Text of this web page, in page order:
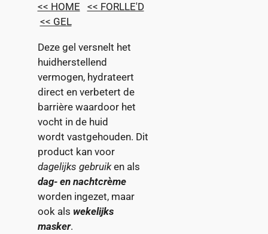
<< HOME
<< FORLLE'D
<< GEL
Deze gel versnelt het
huidherstellend
vermogen, hydrateert
direct en verbetert de
barrière waardoor het
vocht in de huid
wordt vastgehouden. Dit
product kan voor
dagelijks gebruiken als
dag- en nachtcrème
worden ingezet, maar
ook als wekelijks
masker.